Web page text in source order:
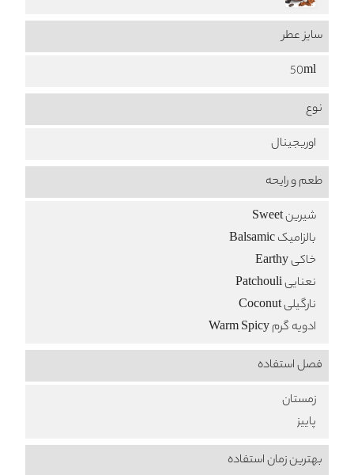
سایز عطر
50ml
نوع
اوریجینال
طعم‌ و رایحه
شیرین Sweet
بالزامیک Balsamic
خاکی Earthy
نعنایی Patchouli
نارگیلی Coconut
ادویه گرم Warm Spicy
فصل استفاده
زمستان
پاییز
بهترین زمان استفاده